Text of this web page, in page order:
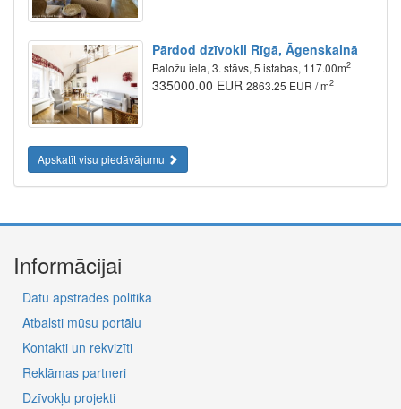
Pārdod dzīvokli Rīgā, Āgenskalnā
Baložu iela, 3. stāvs, 5 istabas, 117.00m2
335000.00 EUR 2863.25 EUR / m2
Apskatīt visu piedāvājumu
Informācijai
Datu apstrādes politika
Atbalsti mūsu portālu
Kontakti un rekvizīti
Reklāmas partneri
Dzīvokļu projekti